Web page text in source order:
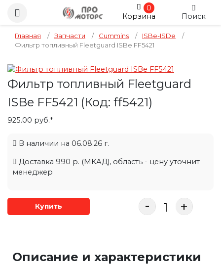
0
Корзина
Поиск
Главная / Запчасти / Cummins / ISBe-ISDe
/
Фильтр топливный Fleetguard ISBe FF5421
Фильтр топливный Fleetguard
ISBe FF5421 (Код: ff5421)
925.00 руб.*
В наличии на 06.08.26 г.
Доставка 990 р. (МКАД), область - цену уточнит
менеджер
Купить - +
Описание и характеристики